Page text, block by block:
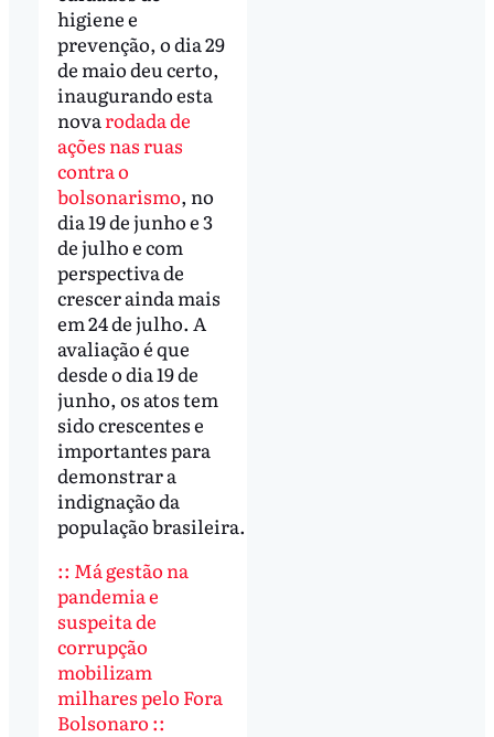
higiene e
prevenção, o dia 29
de maio deu certo,
inaugurando esta
nova rodada de
ações nas ruas
contra o
bolsonarismo, no
dia 19 de junho e 3
de julho e com
perspectiva de
crescer ainda mais
em 24 de julho. A
avaliação é que
desde o dia 19 de
junho, os atos tem
sido crescentes e
importantes para
demonstrar a
indignação da
população brasileira.
:: Má gestão na
pandemia e
suspeita de
corrupção
mobilizam
milhares pelo Fora
Bolsonaro ::